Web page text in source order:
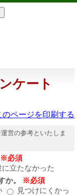
ケート
のページを印刷する
営の参考といたしま
※必須
に立たなかった
か。
※必須
見つけにくかっ